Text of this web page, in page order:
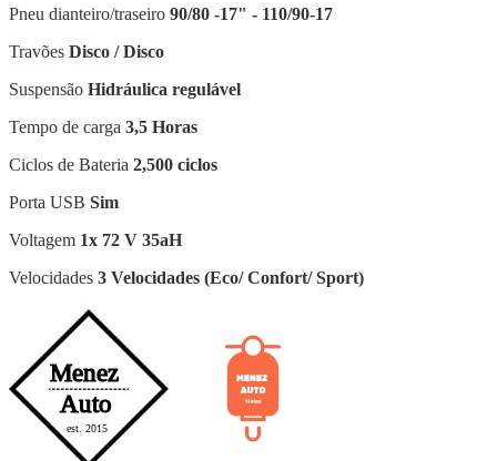
Pneu dianteiro/traseiro 90/80 -17" - 110/90-17
Travões Disco / Disco
Suspensão Hidráulica regulável
Tempo de carga 3,5 Horas
Ciclos de Bateria 2,500 ciclos
Porta USB Sim
Voltagem 1x 72 V 35aH
Velocidades 3 Velocidades (Eco/ Confort/ Sport)